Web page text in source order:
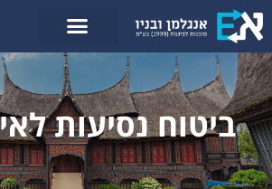
לתוכן
ביטוח נסיעות